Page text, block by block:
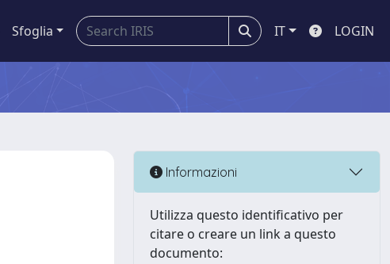
Sfoglia IT LOGIN
Informazioni
Utilizza questo identificativo per
citare o creare un link a questo
documento: